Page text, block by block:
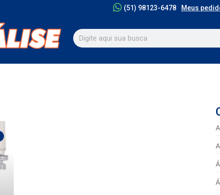
Meus
(51) 98123-6478